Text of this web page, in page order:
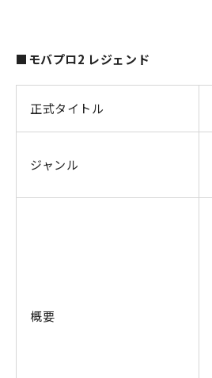
■モバプロ2 レジェンド
正式タイトル
ジャンル
概要